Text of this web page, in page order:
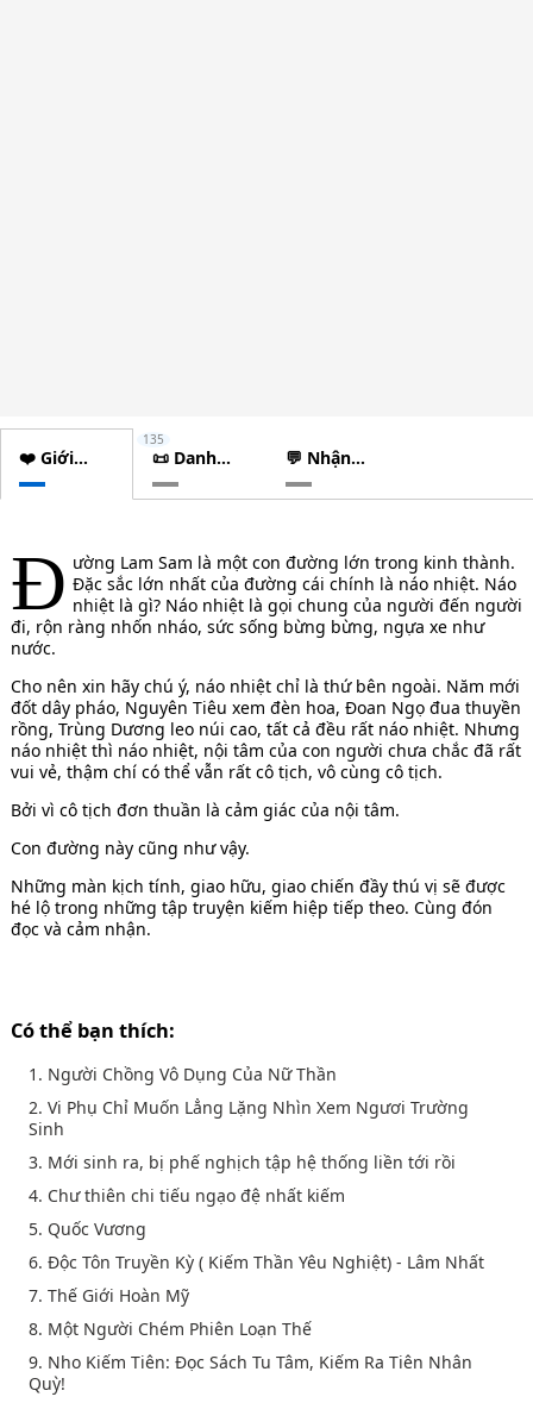
❤️ Giới
thiệu
📜 Danh
sách
chương
135
💬 Nhận
xét
Đ ường Lam Sam là một con đường lớn trong kinh thành.
Đặc sắc lớn nhất của đường cái chính là náo nhiệt. Náo
nhiệt là gì? Náo nhiệt là gọi chung của người đến người
đi, rộn ràng nhốn nháo, sức sống bừng bừng, ngựa xe như
nước.
Cho nên xin hãy chú ý, náo nhiệt chỉ là thứ bên ngoài. Năm mới
đốt dây pháo, Nguyên Tiêu xem đèn hoa, Đoan Ngọ đua thuyền
rồng, Trùng Dương leo núi cao, tất cả đều rất náo nhiệt. Nhưng
náo nhiệt thì náo nhiệt, nội tâm của con người chưa chắc đã rất
vui vẻ, thậm chí có thể vẫn rất cô tịch, vô cùng cô tịch.
Bởi vì cô tịch đơn thuần là cảm giác của nội tâm.
Con đường này cũng như vậy.
Những màn kịch tính, giao hữu, giao chiến đầy thú vị sẽ được
hé lộ trong những tập truyện kiếm hiệp tiếp theo. Cùng đón
đọc và cảm nhận.
Có thể bạn thích:
1. Người Chồng Vô Dụng Của Nữ Thần
2. Vi Phụ Chỉ Muốn Lẳng Lặng Nhìn Xem Ngươi Trường
Sinh
3. Mới sinh ra, bị phế nghịch tập hệ thống liền tới rồi
4. Chư thiên chi tiếu ngạo đệ nhất kiếm
5. Quốc Vương
6. Độc Tôn Truyền Kỳ ( Kiếm Thần Yêu Nghiệt) - Lâm Nhất
7. Thế Giới Hoàn Mỹ
8. Một Người Chém Phiên Loạn Thế
9. Nho Kiếm Tiên: Đọc Sách Tu Tâm, Kiếm Ra Tiên Nhân
Quỳ!